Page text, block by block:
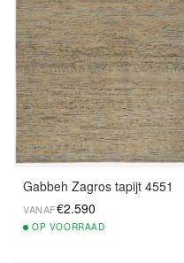
Gabbeh Zagros tapijt 4551
VANAF€2.590
OP VOORRAAD